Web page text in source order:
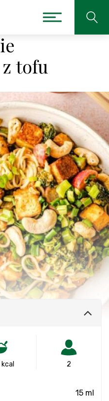
tofu
2
15 ml